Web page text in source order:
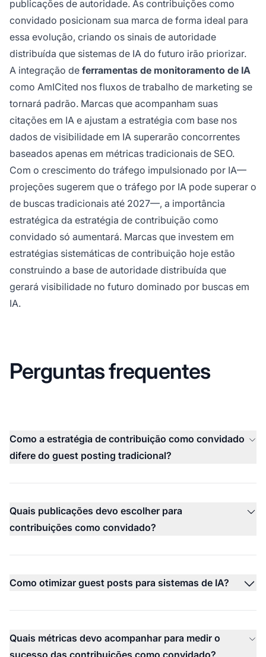
publicações de autoridade. As contribuições como
convidado posicionam sua marca de forma ideal para
essa evolução, criando os sinais de autoridade
distribuída que sistemas de IA do futuro irão priorizar.
A integração de ferramentas de monitoramento de IA
como AmICited nos fluxos de trabalho de marketing se
tornará padrão. Marcas que acompanham suas
citações em IA e ajustam a estratégia com base nos
dados de visibilidade em IA superarão concorrentes
baseados apenas em métricas tradicionais de SEO.
Com o crescimento do tráfego impulsionado por IA—
projeções sugerem que o tráfego por IA pode superar o
de buscas tradicionais até 2027—, a importância
estratégica da estratégia de contribuição como
convidado só aumentará. Marcas que investem em
estratégias sistemáticas de contribuição hoje estão
construindo a base de autoridade distribuída que
gerará visibilidade no futuro dominado por buscas em
IA.
Perguntas frequentes
Como a estratégia de contribuição como convidado
difere do guest posting tradicional?
Quais publicações devo escolher para
contribuições como convidado?
Como otimizar guest posts para sistemas de IA?
Quais métricas devo acompanhar para medir o
sucesso das contribuições como convidado?